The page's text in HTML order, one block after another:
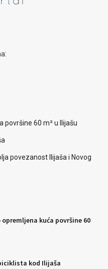
površine 60 m² u Ilijašu
povezanost Ilijaša i Novog
kuća površine 60
kod Ilijaša